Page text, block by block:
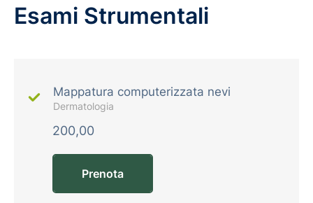
Esami Strumentali
Mappatura computerizzata nevi
Dermatologia
200,00
Prenota